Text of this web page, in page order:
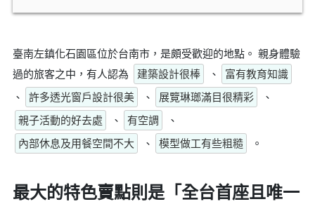
臺南左鎮化石園區位於台南市，是頗受歡迎的地點。 親身體驗
過的旅客之中，有人認為
建築設計很棒 、
富有教育知識
、
許多透光窗戶設計很美 、 展覽琳瑯滿目很精彩
、
親子活動的好去處
、 有空調
、
內部休息及用餐空間不大
、 模型做工有些粗糙 。
最大的特色賣點則是「全台首座且唯一